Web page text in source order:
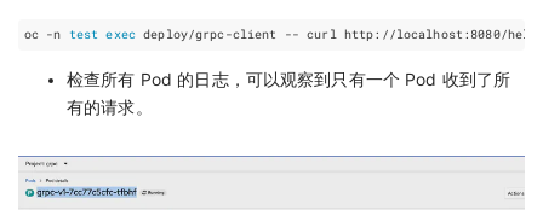
oc -n test exec
检查所有 Pod 的日志，可以观察到只有一个 Pod 收到了所
有的请求。